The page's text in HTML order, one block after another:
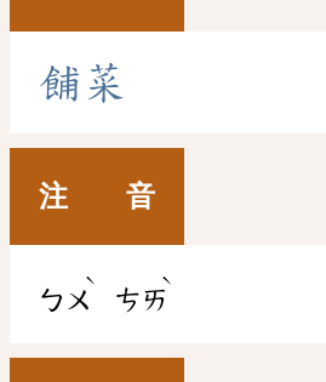
餔 菜
注 音
ㄅㄨ
ˋ
ㄘㄞ
ˋ